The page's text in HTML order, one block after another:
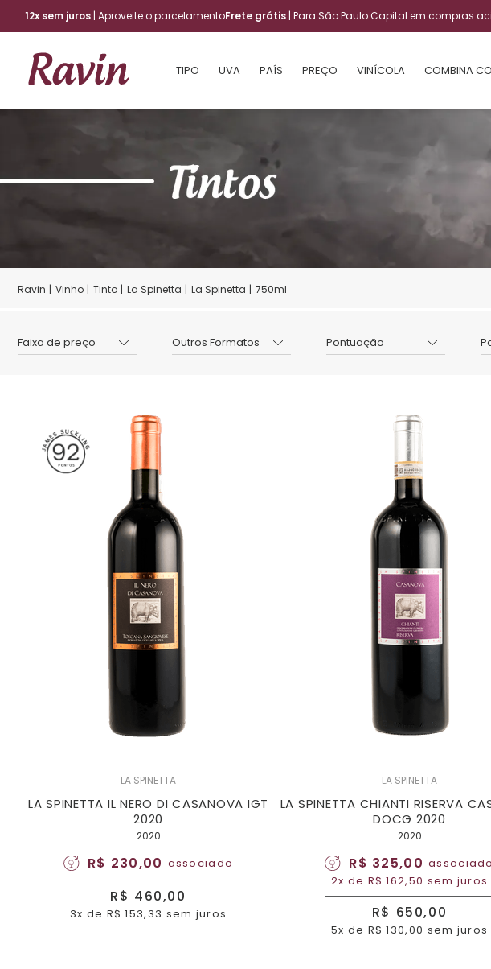
12x sem juros | Aproveite o parcelamentoFrete grátis | Para São Paulo Capital em compras
TIPO UVA PAÍS PREÇO VINÍCOLA COMBINA
Vinho Tinto La Spinetta La Spinetta 750ml
Faixa de preço Outros Formatos Pontuação
LA SPINETTA
LA SPINETTA IL NERO DI CASANOVA IGT
2020
2020
R$ 230,00 associado
R$ 460,00
3x de R$ 153,33 sem juros
LA SPINETTA
LA SPINETTA CHIANTI RISERVA
DOCG 2020
2020
R$ 325,00 associado
2x de R$ 162,50 sem juros
R$ 650,00
5x de R$ 130,00 sem juros